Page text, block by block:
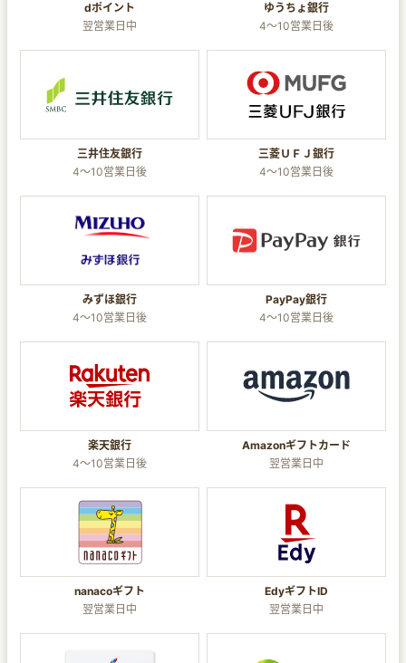
dポイント
翌営業日中
ゆうちょ銀行
4～10営業日後
三井住友銀行
4～10営業日後
三菱ＵＦＪ銀行
4～10営業日後
みずほ銀行
4～10営業日後
PayPay銀行
4～10営業日後
楽天銀行
4～10営業日後
Amazonギフトカード
翌営業日中
nanacoギフト
翌営業日中
EdyギフトID
翌営業日中